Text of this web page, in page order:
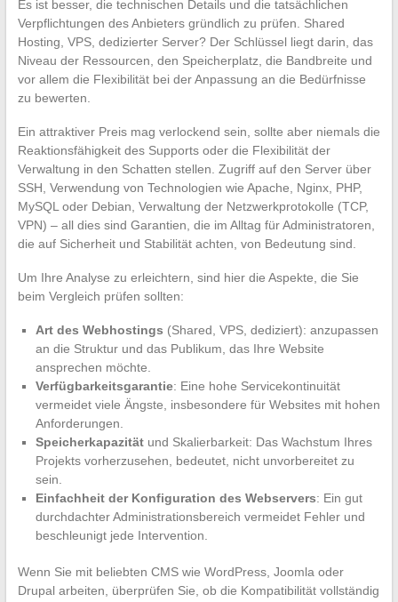
Es ist besser, die technischen Details und die tatsächlichen
Verpflichtungen des Anbieters gründlich zu prüfen. Shared
Hosting, VPS, dedizierter Server? Der Schlüssel liegt darin, das
Niveau der Ressourcen, den Speicherplatz, die Bandbreite und
vor allem die Flexibilität bei der Anpassung an die Bedürfnisse
zu bewerten.
Ein attraktiver Preis mag verlockend sein, sollte aber niemals die
Reaktionsfähigkeit des Supports oder die Flexibilität der
Verwaltung in den Schatten stellen. Zugriff auf den Server über
SSH, Verwendung von Technologien wie Apache, Nginx, PHP,
MySQL oder Debian, Verwaltung der Netzwerkprotokolle (TCP,
VPN) – all dies sind Garantien, die im Alltag für Administratoren,
die auf Sicherheit und Stabilität achten, von Bedeutung sind.
Um Ihre Analyse zu erleichtern, sind hier die Aspekte, die Sie
beim Vergleich prüfen sollten:
Art des Webhostings (Shared, VPS, dediziert): anzupassen
an die Struktur und das Publikum, das Ihre Website
ansprechen möchte.
Verfügbarkeitsgarantie: Eine hohe Servicekontinuität
vermeidet viele Ängste, insbesondere für Websites mit hohen
Anforderungen.
Speicherkapazitätund Skalierbarkeit: Das Wachstum Ihres
Projekts vorherzusehen, bedeutet, nicht unvorbereitet zu
sein.
Einfachheit der Konfiguration des Webservers: Ein gut
durchdachter Administrationsbereich vermeidet Fehler und
beschleunigt jede Intervention.
Wenn Sie mit beliebten CMS wie WordPress, Joomla oder
Drupal arbeiten, überprüfen Sie, ob die Kompatibilität vollständig